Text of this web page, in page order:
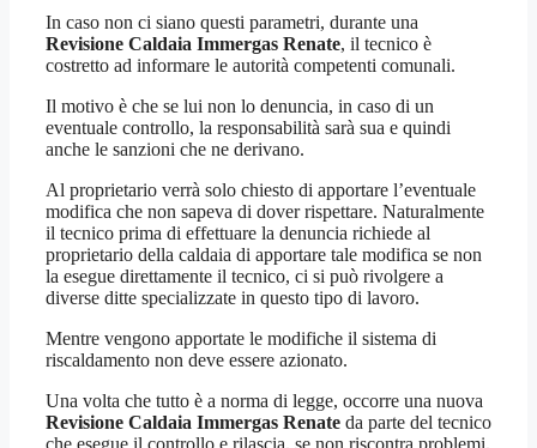
In caso non ci siano questi parametri, durante una
Revisione Caldaia Immergas Renate, il tecnico è
costretto ad informare le autorità competenti comunali.
Il motivo è che se lui non lo denuncia, in caso di un
eventuale controllo, la responsabilità sarà sua e quindi
anche le sanzioni che ne derivano.
Al proprietario verrà solo chiesto di apportare l’eventuale
modifica che non sapeva di dover rispettare. Naturalmente
il tecnico prima di effettuare la denuncia richiede al
proprietario della caldaia di apportare tale modifica se non
la esegue direttamente il tecnico, ci si può rivolgere a
diverse ditte specializzate in questo tipo di lavoro.
Mentre vengono apportate le modifiche il sistema di
riscaldamento non deve essere azionato.
Una volta che tutto è a norma di legge, occorre una nuova
Revisione Caldaia Immergas Renate da parte del tecnico
che esegue il controllo e rilascia, se non riscontra problemi,